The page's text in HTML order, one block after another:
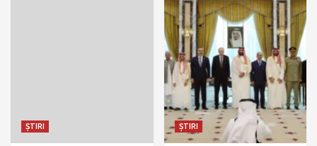
ȘTIRI ȘTIRI